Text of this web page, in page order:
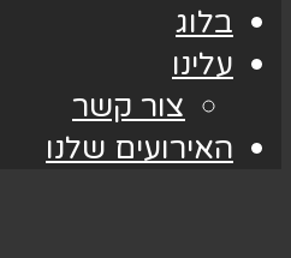
בלוג
עלינו
צור קשר
האירועים שלנו